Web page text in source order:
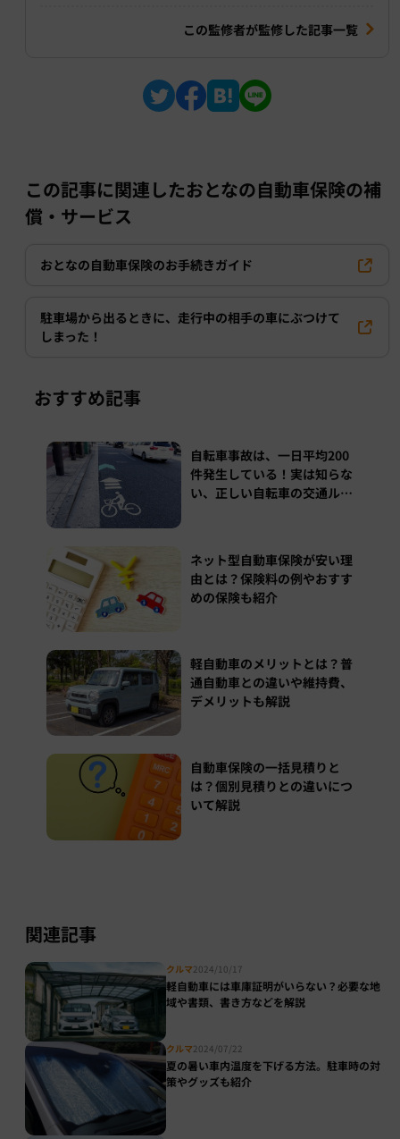
この監修者が監修した記事一覧
この記事に関連したおとなの自動車保険の補
償・サービス
おとなの自動車保険のお手続きガイド
駐車場から出るときに、走行中の相手の車にぶつけて
しまった！
おすすめ記事
自転車事故は、一日平均200
件発生している！実は知らな
い、正しい自転車の交通ルー
ネット型自動車保険が安い理
由とは？保険料の例やおすす
めの保険も紹介
軽自動車のメリットとは？普
通自動車との違いや維持費、
デメリットも解説
自動車保険の一括見積りと
は？個別見積りとの違いにつ
いて解説
関連記事
クルマ2024/10/17
軽自動車には車庫証明がいらない？必要な地
域や書類、書き方などを解説
クルマ2024/07/22
夏の暑い車内温度を下げる方法。駐車時の対
策やグッズも紹介